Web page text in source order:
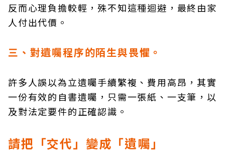
反而心理負擔較輕，殊不知這種迴避，最終由家
人付出代價。
三、對遺囑程序的陌生與畏懼。
許多人誤以為立遺囑手續繁複、費用高昂，其實
一份有效的自書遺囑，只需一張紙、一支筆，以
及對法定要件的正確認識。
請把「交代」變成「遺囑」